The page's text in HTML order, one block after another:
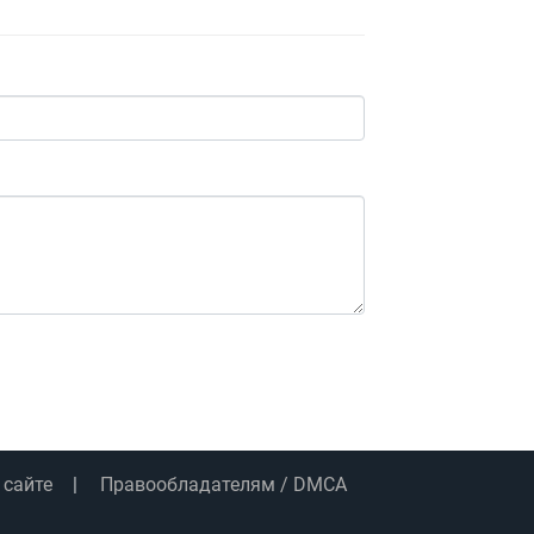
Правообладателям / DMCA